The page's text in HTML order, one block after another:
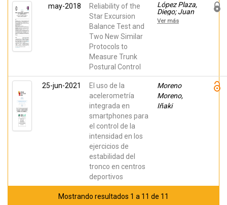
may-2018
Reliability of the
Star Excursion
Balance Test and
Two New Similar
Protocols to
Measure Trunk
Postural Control
López Plaza,
Diego; Juan
Recio,
Casto;
Ver más
25-jun-2021
El uso de la
acelerometría
integrada en
smartphones para
el control de la
intensidad en los
ejercicios de
estabilidad del
tronco en centros
deportivos
Moreno
Moreno,
Iñaki
Mostrando resultados 1 a 11 de 11